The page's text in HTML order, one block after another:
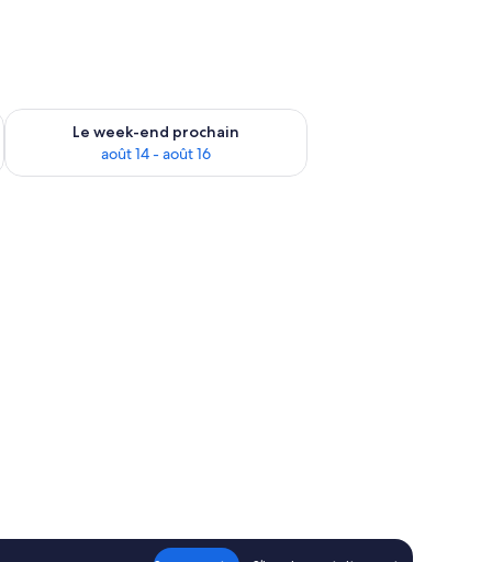
août 7 - août 9
Le week-end prochain
août 14 - août 16
Vérifier la disponibilité pour le week-end prochain août 14 -
extérieur clos.